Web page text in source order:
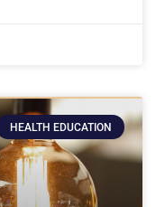
HEALTH EDUCATION